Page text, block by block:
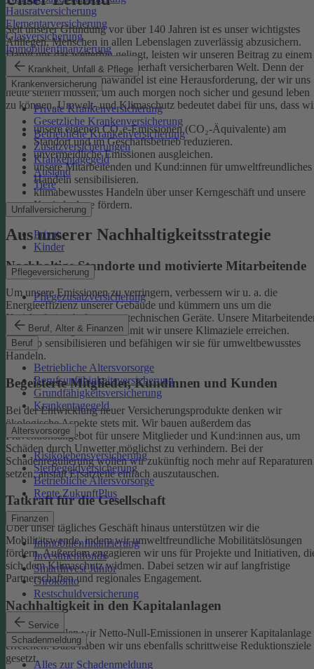
Hausratversicherung
Elementarversicherung
Glasversicherung
Immobilienfinanzierung
Krankheit, Unfall & Pflege
Krankenversicherung
Private Krankenversicherung
Gesetzliche Krankenversicherung
Betriebliche Krankenversicherung
Zusatzversicherungen
Krankentagegeld
Ausland
Tiere
Unfallversicherung
Privat
Kinder
Pflegeversicherung
Pflegezusatzversicherung
Beruf, Alter & Finanzen
Beruf
Betriebliche Altersvorsorge
Berufsunfähigkeitsversicherung
Grundfähigkeitsversicherung
Krankentagegeld
Altersvorsorge
Risikolebensversicherung
Sterbegeldversicherung
Betriebliche Altersvorsorge
Rente ZukunftPlus
Finanzen
Immobilienfinanzierung
Investmentfonds
SmartInvest Junior
Girokonto
Restschuldversicherung
Service
Schadenmeldung
Alles zur Schadenmeldung
Seit unserer Gründung vor über 140 Jahren ist es unser wichtigstes
Anliegen, Menschen in allen Lebenslagen zuverlässig abzusichern.
Damit uns das weiterhin gelingt, leisten wir unseren Beitrag zu einem
gesunden Klima und einer dauerhaft versicherbaren Welt. Denn der
menschgemachte Klimawandel ist eine Herausforderung, der wir uns
heute stellen müssen, um auch morgen noch sicher und gesund leben
zu können.Umwelt- und Klimaschutz bedeutet dabei für uns, dass
unsere eigenen CO₂e-Emissionen (CO₂-Äquivalente) am
Standort und im Geschäftsbetrieb reduzieren.
unvermeidliche Emissionen ausgleichen.
unsere Mitarbeitenden und Kund:innen für umweltfreundliches
Handeln sensibilisieren.
klimabewusstes Handeln über unser Kerngeschäft und unsere
Kapitalanlage fördern.
Aus unserer Nachhaltigkeitsstrategie
Nachhaltige Standorte und motivierte Mitarbeitende
Um unsere Emissionen zu verringern, verbessern wir u. a. die
Energieeffizienz unserer Gebäude und kümmern uns um die
Kreislaufwirtschaft unserer technischen Geräte. Unsere
sind ein wichtiger Hebel, damit wir unsere Klimaziele erreichen.
Deshalb sensibilisieren und befähigen wir sie für umweltbewusstes
Handeln.
Begeisterte Mitglieder, Kundinnen und Kunden
Bei der Entwicklung neuer Versicherungsprodukte denken wir
ökologische Aspekte stets mit. Wir bauen außerdem das
Präventionsangebot für unsere Mitglieder und Kund:innen aus, um
Schäden durch Unwetter möglichst zu verhindern. Bei der
Schadenregulierung wollen wir zukünftig noch mehr auf Reparaturen
setzen, anstatt Ersatzteile einfach auszutauschen.
Tatkraft für die Gesellschaft
Über unser tägliches Geschäft hinaus unterstützen wir die
Mobilitätswende, indem wir umweltfreundliche Mobilitätslösungen
fördern. Außerdem engagieren wir uns für Projekte und Initiativen,
sich dem Klimaschutz widmen. Dabei setzen wir auf langfristige
Partnerschaften und regionales Engagement.
Nachhaltigkeit in den Kapitalanlagen
Bis 2050 wollen wir Netto-Null-Emissionen in unserer Kapitalanlage
erreichen. Dazu haben wir uns ebenfalls schrittweise Reduktionsziele
gesetzt.